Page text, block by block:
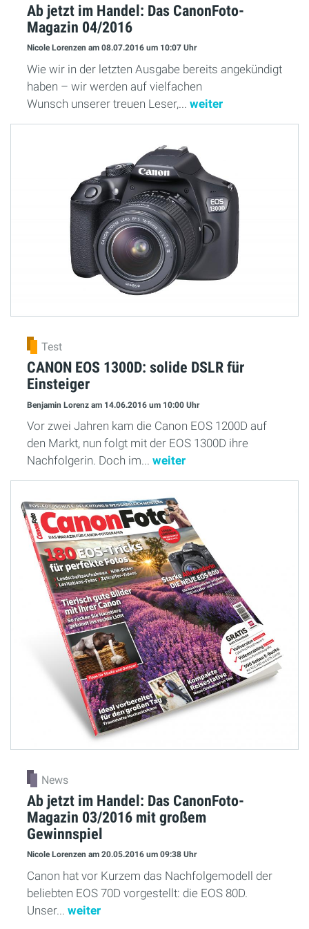
Ab jetzt im Handel: Das CanonFoto-
Magazin 04/2016
Nicole Lorenzen am 08.07.2016 um 10:07 Uhr
Wie wir in der letzten Ausgabe bereits angekündigt
haben – wir werden auf vielfachen
Wunsch unserer treuen Leser,... weiter
Test
CANON EOS 1300D: solide DSLR für
Einsteiger
Benjamin Lorenz am 14.06.2016 um 10:00 Uhr
Vor zwei Jahren kam die Canon EOS 1200D auf
den Markt, nun folgt mit der EOS 1300D ihre
Nachfolgerin. Doch im... weiter
News
Ab jetzt im Handel: Das CanonFoto-
Magazin 03/2016 mit großem
Gewinnspiel
Nicole Lorenzen am 20.05.2016 um 09:38 Uhr
Canon hat vor Kurzem das Nachfolgemodell der
beliebten EOS 70D vorgestellt: die EOS 80D.
Unser... weiter